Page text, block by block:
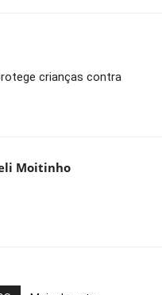
crianças contra
Moitinho